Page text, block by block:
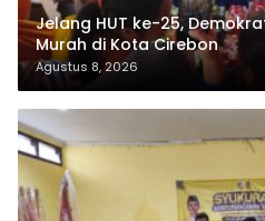
Jelang HUT ke-25,
Murah di Kota Cirebon
Agustus 8, 2026